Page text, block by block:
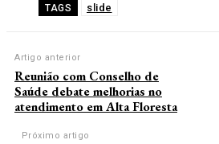
TAGS slide
Artigo anterior
Reunião com Conselho de
Saúde debate melhorias no
atendimento em Alta Floresta
Próximo artigo